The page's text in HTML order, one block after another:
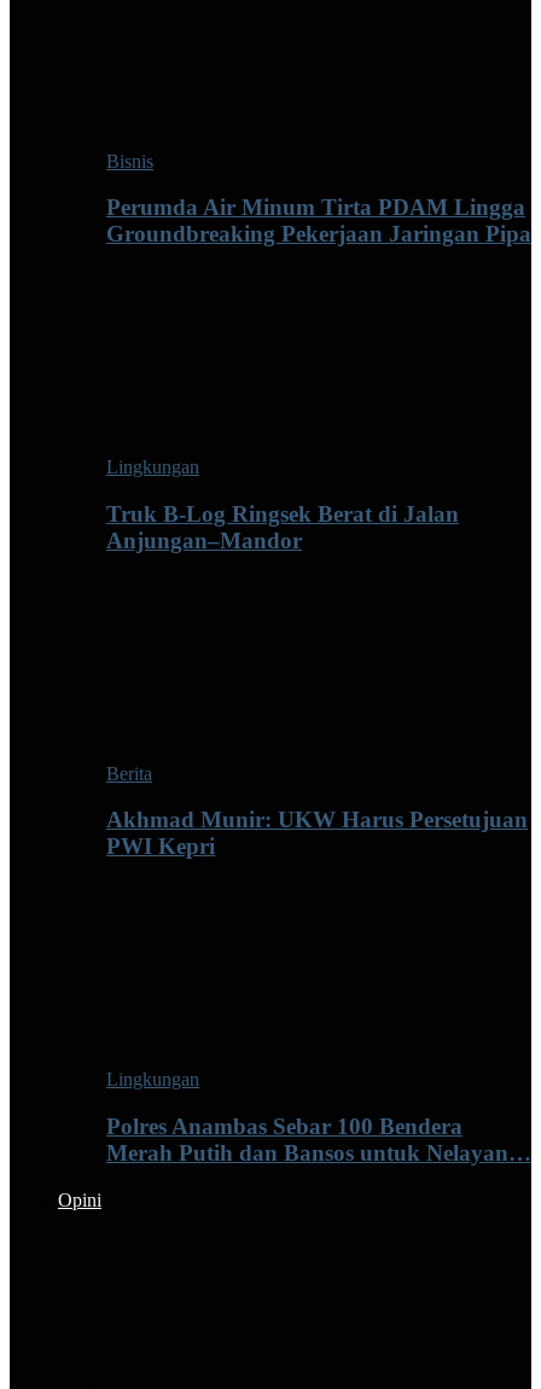
Bisnis
Perumda Air Minum Tirta PDAM Lingga
Groundbreaking Pekerjaan Jaringan Pipa
Lingkungan
Truk B-Log Ringsek Berat di Jalan
Anjungan–Mandor
Berita
Akhmad Munir: UKW Harus Persetujuan
PWI Kepri
Lingkungan
Polres Anambas Sebar 100 Bendera
Merah Putih dan Bansos untuk Nelayan…
Opini